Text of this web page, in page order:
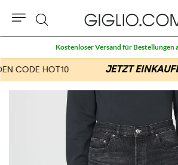
Suche
Kostenloser Versand für Bestellungen